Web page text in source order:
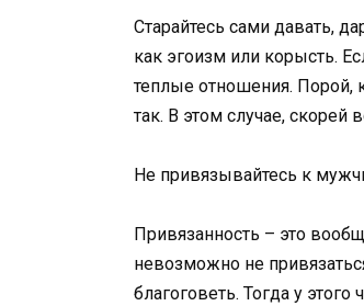
Старайтесь сами давать,
как эгоизм или корысть.
теплые отношения. Порой,
так. В этом случае, скорей
Не привязывайтесь к
Привязанность – это
невозможно не
благоговеть. Тогда у